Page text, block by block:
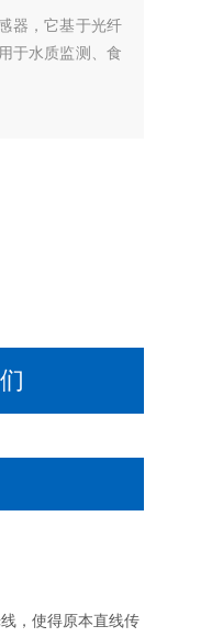
器，它基于光纤
于水质监测、食
，使得原本直线传